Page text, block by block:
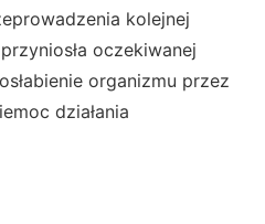
kolejnej
oczekiwanej
organizmu przez
działania